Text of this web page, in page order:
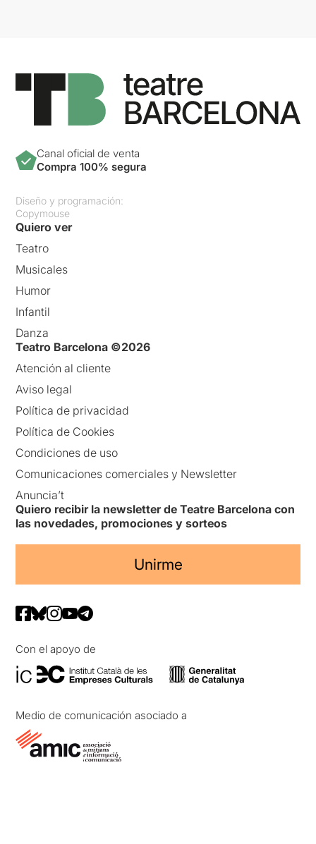
Canal oficial de venta
Compra 100% segura
Diseño y programación:
Copymouse
Quiero ver
Teatro
Musicales
Humor
Infantil
Danza
Teatro Barcelona ©2026
Atención al cliente
Aviso legal
Política de privacidad
Política de Cookies
Condiciones de uso
Comunicaciones comerciales y Newsletter
Anuncia’t
Quiero recibir la newsletter de Teatre Barcelona con
las novedades, promociones y sorteos
Unirme
Con el apoyo de
Medio de comunicación asociado a